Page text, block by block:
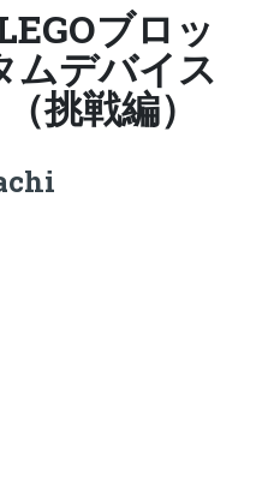
ブロッ
デバイス
挑戦編）